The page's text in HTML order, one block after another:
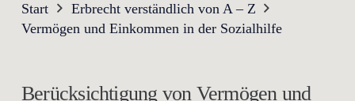
Start
Erbrecht verständlich von A – Z
Vermögen und Einkommen in der Sozialhilfe
Berücksichtigung von Vermögen und